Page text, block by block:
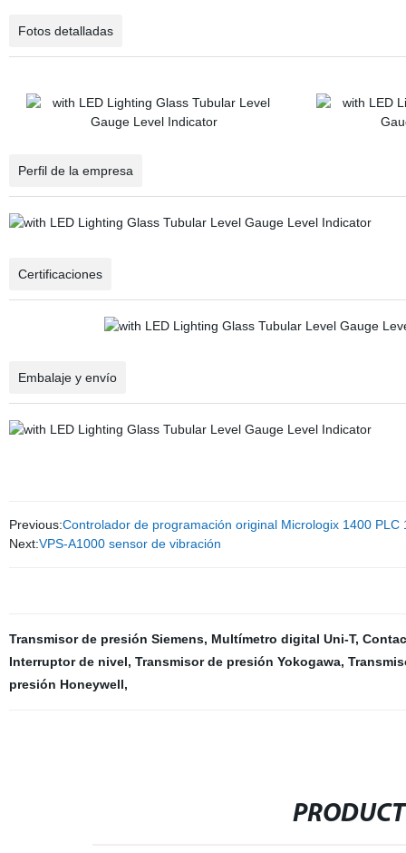
Fotos detalladas
Perfil de la empresa
Certificaciones
Embalaje y envío
Previous:Controlador de programación original Micrologix 1400 PLC
Next:VPS-A1000 sensor de vibración
Transmisor de presión Siemens, Multímetro digital Uni-T,
Interruptor de nivel, Transmisor de presión Yokogawa,
presión Honeywell,